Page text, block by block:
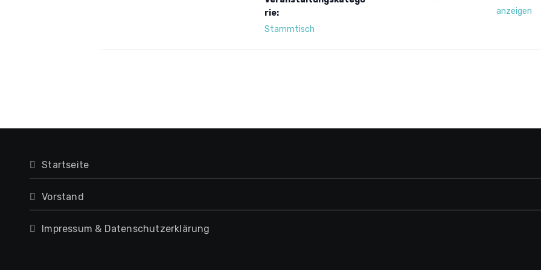
rie:
Stammtisch
anzeigen
Startseite
Vorstand
Impressum & Datenschutzerklärung